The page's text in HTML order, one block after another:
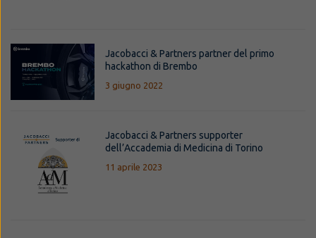
Jacobacci & Partners partner del primo
hackathon di Brembo
3 giugno 2022
Jacobacci & Partners supporter
dell’Accademia di Medicina di Torino
11 aprile 2023